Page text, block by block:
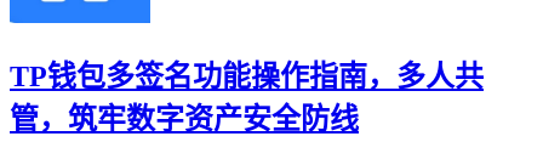
TP钱包多签名功能操作指南，多人共
管，筑牢数字资产安全防线